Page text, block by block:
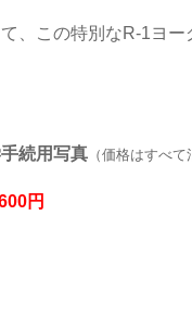
、
この特別なR-1ヨ
続用写真 （価格はすべて
円